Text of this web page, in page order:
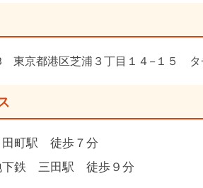
東京都港区芝浦３丁目１４−１５ タ
町駅 徒歩７分
下鉄 三田駅 徒歩９分